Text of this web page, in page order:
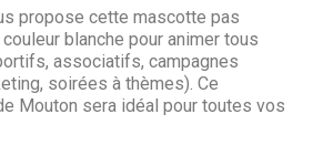
propose cette mascotte pas
blanche pour animer tous
associatifs, campagnes
soirées à thèmes). Ce
Mouton sera idéal pour toutes vos